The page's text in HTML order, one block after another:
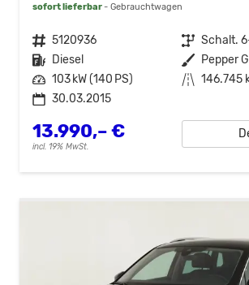
sofort lieferbar Gebrauchtwagen
Fahrzeugnr. 5120936 Getriebe Schalt.
Kraftstoff Diesel Außenfarbe Pepper
Leistung 103 kW (140 PS) Kilometerstand 146.745
30.03.2015
13.990,– €
incl. 19% MwSt.